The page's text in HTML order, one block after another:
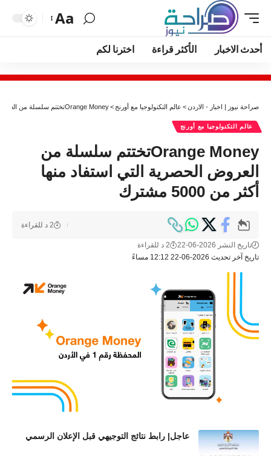
Aa
أحدث الاخبار الأكثر قراءة اخترنا لكم
صراحة نيوز | اخبار - الاردن> عالم التكنولوجيا مع أورنج >Orange Moneyتختتم سلسلة من العروض الحصرية التي استفاد منها أكثر من 5000 مشترك
عالم التكنولوجيا مع أورنج
Orange Moneyتختتم سلسلة من
العروض الحصرية التي استفاد منها
أكثر من 5000 مشترك
تاريخ آخر تحديث 2026-06-22 12:12 مساءً
تاريخ النشر 2026-06-22 2 د للقراءة
2 د للقراءة
عاجل| رابط نتائج التوجيهي قبل الإعلان الرسمي